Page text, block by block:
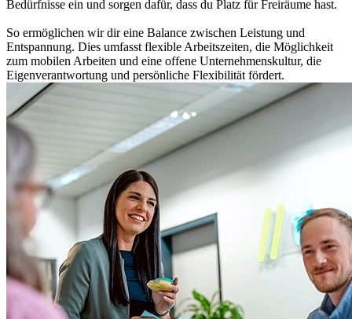
Bedürfnisse ein und sorgen dafür, dass du Platz für Freiräume hast.
So ermöglichen wir dir eine Balance zwischen Leistung und
Entspannung. Dies umfasst flexible Arbeitszeiten, die Möglichkeit
zum mobilen Arbeiten und eine offene Unternehmenskultur, die
Eigenverantwortung und persönliche Flexibilität fördert.